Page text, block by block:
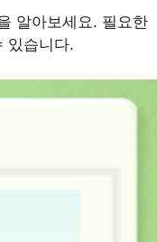
알아보세요. 필요한
있습니다.